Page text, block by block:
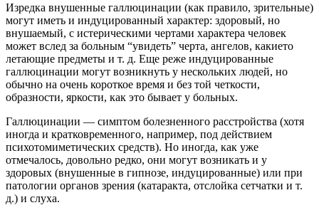
Изредка внушенные галлюцинации (как правило, зрительные)
могут иметь и индуцированный характер: здоровый, но
внушаемый, с истерическими чертами характера человек
может вслед за больным “увидеть” черта, ангелов, какието
летающие предметы и т. д. Еще реже индуцированные
галлюцинации могут возникнуть у нескольких людей, но
обычно на очень короткое время и без той четкости,
образности, яркости, как это бывает у больных.
Галлюцинации — симптом болезненного расстройства (хотя
иногда и кратковременного, например, под действием
психотомиметических средств). Но иногда, как уже
отмечалось, довольно редко, они могут возникать и у
здоровых (внушенные в гипнозе, индуцированные) или при
патологии органов зрения (катаракта, отслойка сетчатки и т.
д.) и слуха.